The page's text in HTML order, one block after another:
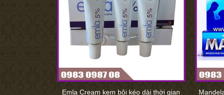
Emla Cream kem bôi kéo dài thời gian